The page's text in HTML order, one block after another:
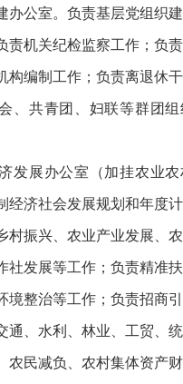
公室。负责基层党组织建
责机关纪检监察工作；负责
构编制工作；负责离退休
、共青团、妇联等群团
展办公室（加挂农业农
经济社会发展规划和年度
村振兴、农业产业发展、
社发展等工作；负责精准
境整治等工作；负责招商
通、水利、林业、工贸、
农民减负、农村集体资产